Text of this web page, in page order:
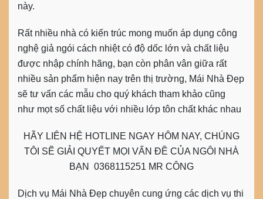
này.
Rất nhiều nhà có kiến trúc mong muốn áp dụng công
nghệ giả ngói cách nhiệt có độ dốc lớn và chất liệu
được nhập chính hãng, bạn còn phân vân giữa rất
nhiều sản phẩm hiện nay trên thị trường, Mái Nhà Đẹp
sẽ tư vấn các mẫu cho quý khách tham khảo cũng
như mọt số chất liệu với nhiều lớp tôn chất khác nhau
HÃY LIÊN HỆ HOTLINE NGAY HÔM NAY, CHÚNG
TÔI SẼ GIẢI QUYẾT MỌI VẤN ĐỀ CỦA NGÔI NHÀ
BẠN 0368115251 MR CÔNG
Dịch vụ Mái Nhà Đẹp chuyên cung ứng các dịch vụ thi